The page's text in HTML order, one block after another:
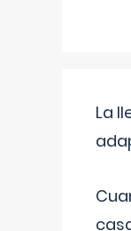
La